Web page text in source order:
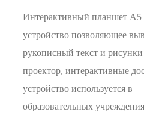
Интерактивный планшет А5
устройство позволяющее
рукописный текст и рисунки
проектор, интерактивные
устройство используется в
образовательных